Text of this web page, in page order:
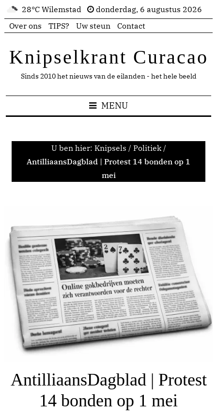
28°C Wilemstad
donderdag, 6 augustus 2026
Over ons
TIPS? Uw steun Contact
Knipselkrant Curacao
Sinds 2010 het nieuws van de eilanden - het hele beeld
MENU
U ben hier: Knipsels / Politiek /
AntilliaansDagblad | Protest 14 bonden op 1
mei
AntilliaansDagblad | Protest
14 bonden op 1 mei